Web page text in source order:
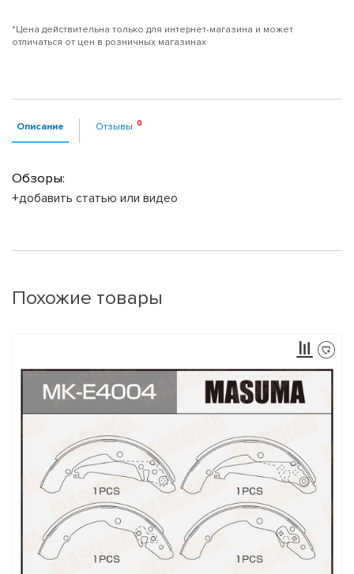
*Цена действительна только для интернет-магазина и может
отличаться от цен в розничных магазинах
Описание Отзывы
Обзоры:
+добавить статью или видео
Похожие товары